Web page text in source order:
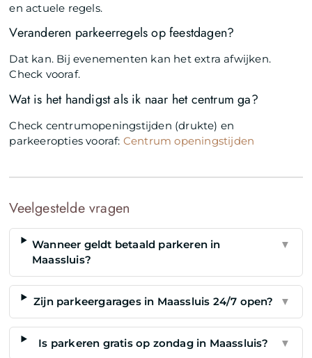
en actuele regels.
Veranderen parkeerregels op feestdagen?
Dat kan. Bij evenementen kan het extra afwijken.
Check vooraf.
Wat is het handigst als ik naar het centrum ga?
Check centrumopeningstijden (drukte) en
parkeeropties vooraf: Centrum openingstijden
Veelgestelde vragen
Wanneer geldt betaald parkeren in
Maassluis?
▼
Zijn parkeergarages in Maassluis 24/7 open? ▼
Is parkeren gratis op zondag in Maassluis? ▼